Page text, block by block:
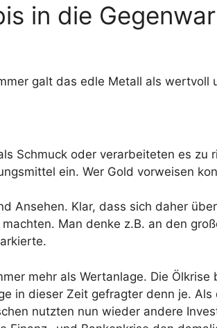
in die
galt das edle Metall als
Schmuck oder verarbeiteten es zu
ein. Wer Gold vorweisen
Ansehen. Klar, dass sich daher
Man denke z.B. an den
mehr als Wertanlage. Die
in dieser Zeit gefragter denn je.
nutzten nun wieder andere